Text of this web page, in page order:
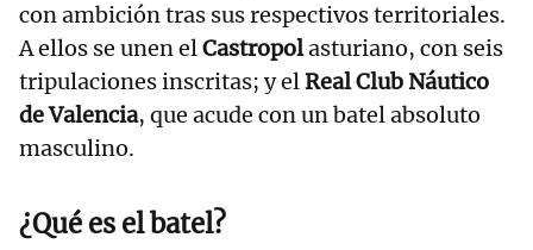
con ambición tras sus respectivos territoriales.
A ellos se unen elCastropolasturiano, con seis
tripulaciones inscritas; y elReal Club Náutico
de Valencia, que acude con un batel absoluto
masculino.
¿Qué es el batel?